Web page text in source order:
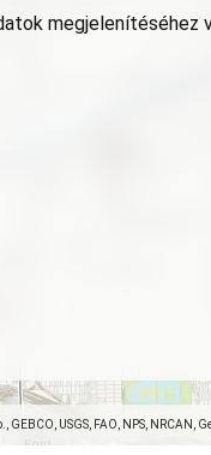
USGS, FAO, NPS,